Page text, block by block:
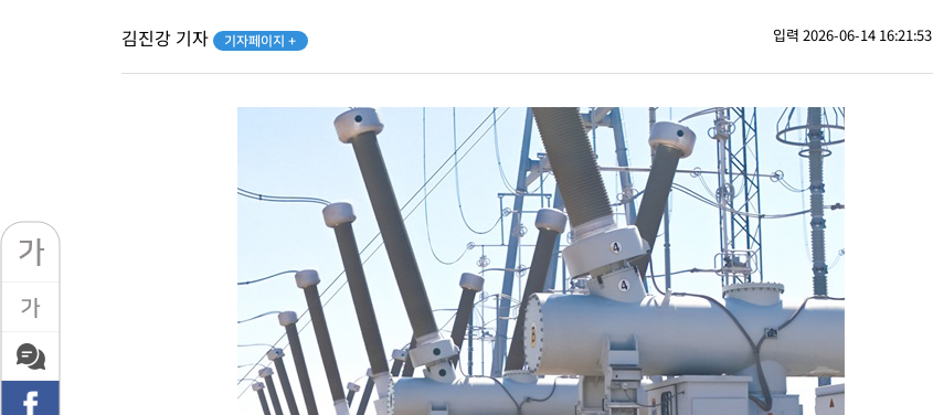
김진강 기자 기자페이지 + 입력 2026-06-14 16:21:53